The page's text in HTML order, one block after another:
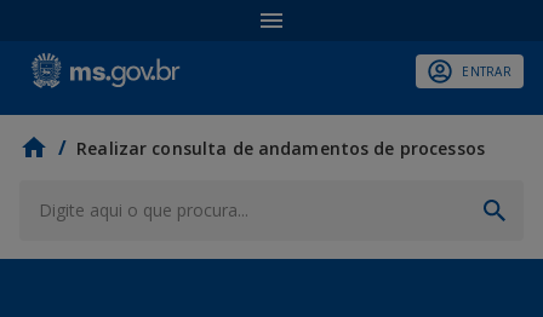
ENTRAR
/ Realizar consulta de andamentos de processos